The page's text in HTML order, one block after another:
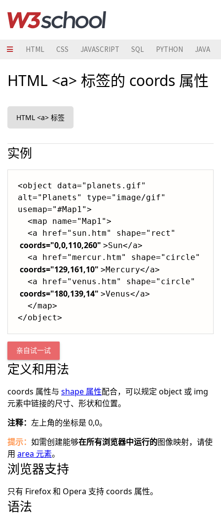
HTML CSS JAVASCRIPT SQL PYTHON JAVA
HTML <a> 标签的 coords 属性
HTML <a> 标签
实例
<object data="planets.gif"
alt="Planets" type="image/gif"
usemap="#Map1">
coords="0,0,110,260" >Sun</a>
coords="129,161,10" >Mercury</a>
coords="180,139,14" >Venus</a>
亲自试一试
定义和用法
coords 属性与 shape 属性配合，可以规定 object 或 img
元素中链接的尺寸、形状和位置。
注释： 左上角的坐标是 0,0。
提示： 如需创建能够在所有浏览器中运行的图像映射，请使
用 area 元素。
浏览器支持
只有 Firefox 和 Opera 支持 coords 属性。
语法